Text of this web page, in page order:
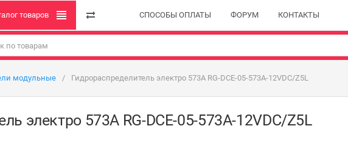
товаров СПОСОБЫ ОПЛАТЫ ФОРУМ КОНТАКТЫ
модульные Гидрораспределитель электро 573A RG-DCE-05-573A-12VDC/Z5L
электро 573A RG-DCE-05-573A-12VDC/Z5L